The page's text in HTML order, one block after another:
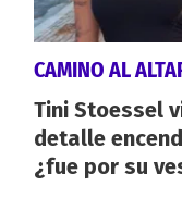
CAMINO AL
Tini Stoessel
detalle
¿fue por su